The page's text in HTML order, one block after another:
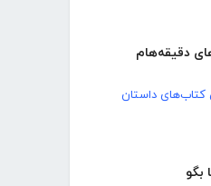
دقیقه‌هام
کتاب‌های داستان
بگو